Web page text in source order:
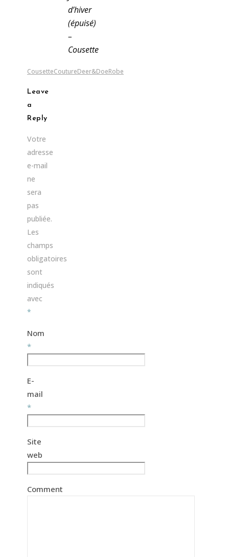
d’hiver
(épuisé)
–
Cousette
CousetteCoutureDeer&DoeRobe
Leave
a
Reply
Votre
adresse
e-mail
ne
sera
pas
publiée.
Les
champs
obligatoires
sont
indiqués
avec
*
Nom
*
E-
mail
*
Site
web
Comment